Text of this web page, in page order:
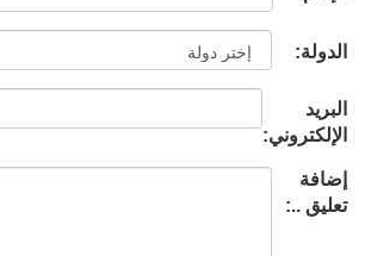
الدولة:
البريد
الإلكتروني:
إضافة
تعليق ..: